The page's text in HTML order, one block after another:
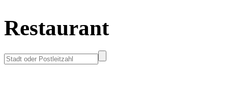
Restaurant